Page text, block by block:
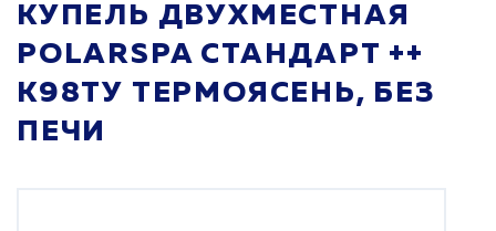
КУПЕЛЬ ДВУХМЕСТНАЯ
POLARSPA СТАНДАРТ ++
K98ТУ ТЕРМОЯСЕНЬ, БЕЗ
ПЕЧИ